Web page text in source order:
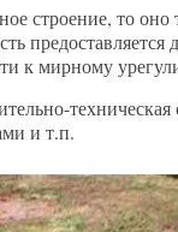
строение, то
к мирному
и т.п.